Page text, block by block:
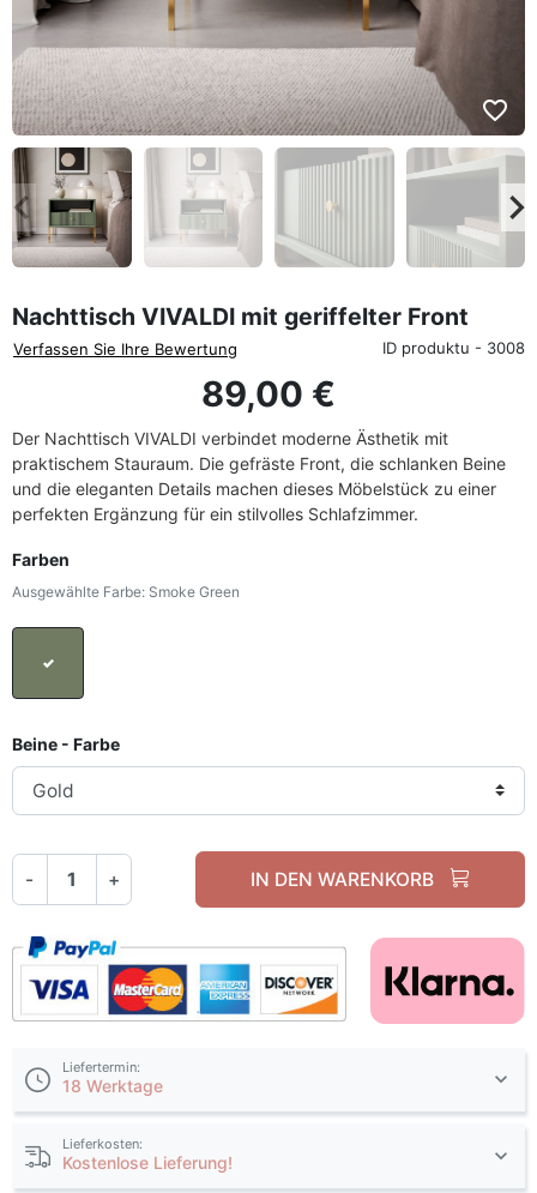
favorite_border
Zurück
Nachttisch VIVALDI mit geriffelter Front
Verfassen Sie Ihre Bewertung ID produktu - 3008
89,00 €
Der Nachttisch VIVALDI verbindet moderne Ästhetik mit
praktischem Stauraum. Die gefräste Front, die schlanken Beine
und die eleganten Details machen dieses Möbelstück zu einer
perfekten Ergänzung für ein stilvolles Schlafzimmer.
Farben
Ausgewählte Farbe: Smoke Green
Smoke Green
Beine - Farbe
- + IN DEN WARENKORB
Liefertermin:
18 Werktage
Lieferkosten:
Kostenlose Lieferung!